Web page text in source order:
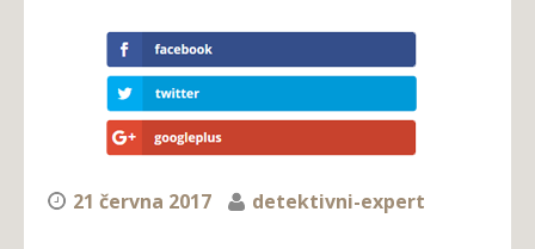
21 června 2017 detektivni-expert